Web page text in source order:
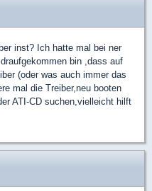
inst? Ich hatte mal bei ner
bin ,dass auf
(oder was auch immer das
mal die Treiber,neu booten
ATI-CD suchen,vielleicht hilft